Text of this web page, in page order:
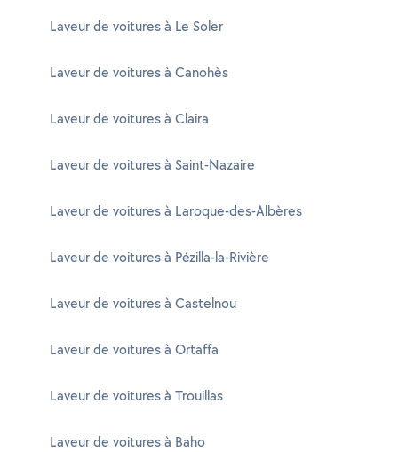
Laveur de voitures à Le Soler
Laveur de voitures à Canohès
Laveur de voitures à Claira
Laveur de voitures à Saint-Nazaire
Laveur de voitures à Laroque-des-Albères
Laveur de voitures à Pézilla-la-Rivière
Laveur de voitures à Castelnou
Laveur de voitures à Ortaffa
Laveur de voitures à Trouillas
Laveur de voitures à Baho